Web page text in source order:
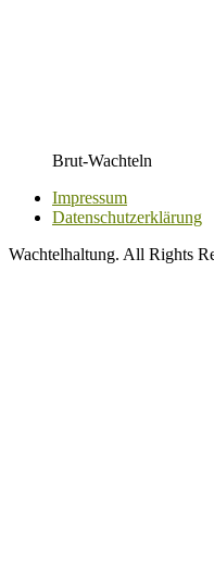
Brut-Wachteln
Impressum
Datenschutzerklärung
Wachtelhaltung. All Rights